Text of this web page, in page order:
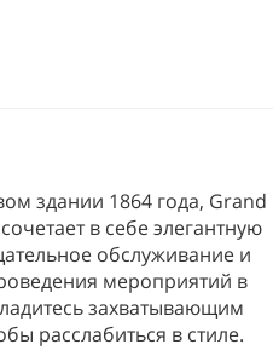
здании 1864 года, Grand
в себе элегантную
обслуживание и
мероприятий в
захватывающим
расслабиться в стиле.